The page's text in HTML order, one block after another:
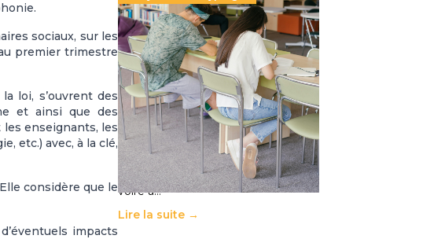
sociaux, sur les
premier trimestre
loi, s’ouvrent des
et ainsi que des
enseignants, les
etc.) avec, à la clé,
considère que le
impacts
Supérieur privé : une dérive
qui met à mal la promesse
républicaine
11 juillet 2026- National
Le projet de loi sur la régulation de
l’enseignement supérieur privé met
en lumière l’amplification d’un
système qui relègue l’acte
pédagogique au superfétatoire,
voire à…
Lire la suite →